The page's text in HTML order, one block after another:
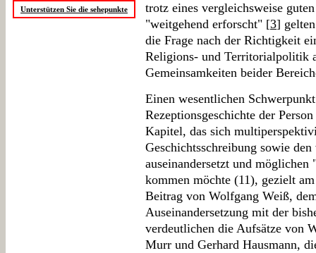
Unterstützen Sie die sehepunkte
trotz eines vergleichsweise
"weitgehend erforscht" [3]
die Frage nach der Richtigkeit
Religions- und Territorialpolitik
Gemeinsamkeiten beider
Einen wesentlichen
Rezeptionsgeschichte der
Kapitel, das sich
Geschichtsschreibung sowie
auseinandersetzt und
kommen möchte (11), gezielt
Beitrag von Wolfgang Weiß,
Auseinandersetzung mit der
verdeutlichen die Aufsätze von
Murr und Gerhard Hausmann,